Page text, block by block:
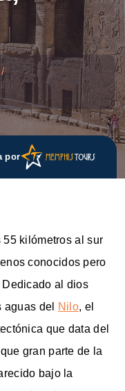
por
kilómetros al sur
conocidos pero
al dios
aguas del
Nilo, el
que data del
gran parte de la
bajo la